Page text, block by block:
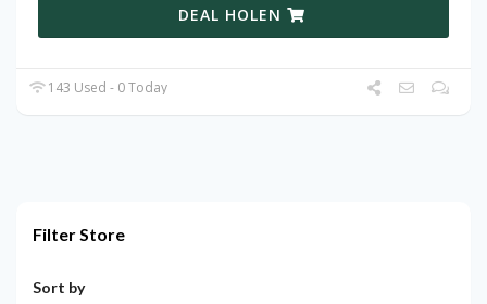
DEAL HOLEN
143 Used - 0 Today
Filter Store
Sort by